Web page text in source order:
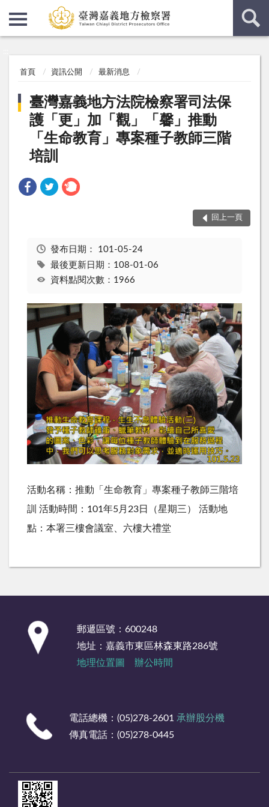
首頁 資訊公開 最新消息
臺灣嘉義地方法院檢察署司法保
護「更」加「觀」「馨」推動
「生命教育」專案種子教師三階
培訓
回上一頁
發布日期： 101-05-24
最後更新日期：108-01-06
資料點閱次數：1966
活動名稱：推動「生命教育」專案種子教師三階培
訓 活動時間：101年5月23日（星期三） 活動地
點：本署三樓會議室、六樓大禮堂
郵遞區號：600248
地址：嘉義市東區林森東路286號
地理位置圖
辦公時間
電話總機：(05)278-2601 承辦股分機
傳真電話：(05)278-0445